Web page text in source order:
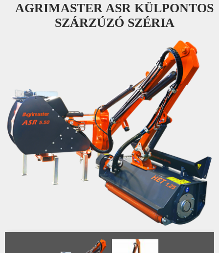
AGRIMASTER ASR KÜLPONTOS
SZÁRZÚZÓ SZÉRIA